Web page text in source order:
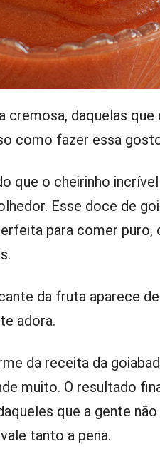
cremosa, daquelas
como fazer essa
que o cheirinho
Esse doce de
para comer
da fruta aparece
adora.
da receita da
muito. O resultado
que a gente
tanto a pena.